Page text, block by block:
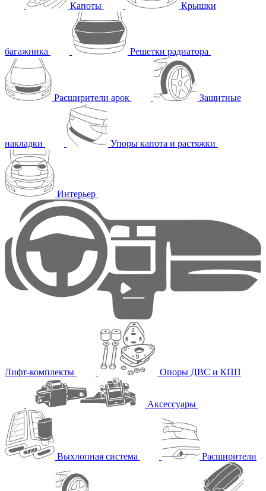
Капоты Крышки
багажника Решетки радиатора
Расширители арок Защитные
накладки Упоры капота и растяжки
Интерьер
Лифт-комплекты Опоры ДВС и КПП
Аксессуары
Выхлопная система Расширители